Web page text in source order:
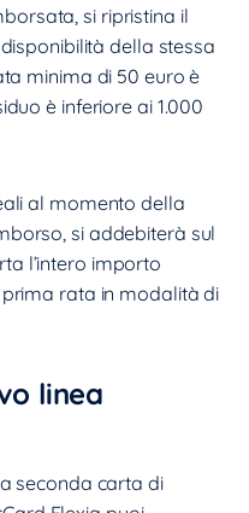
si ripristina il
della stessa
minima di 50 euro è
è inferiore ai 1.000
al momento della
si addebiterà sul
l’intero importo
rata in modalità di
linea
seconda carta di